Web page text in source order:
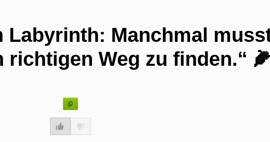
Labyrinth: Manchmal
Weg zu finden.“